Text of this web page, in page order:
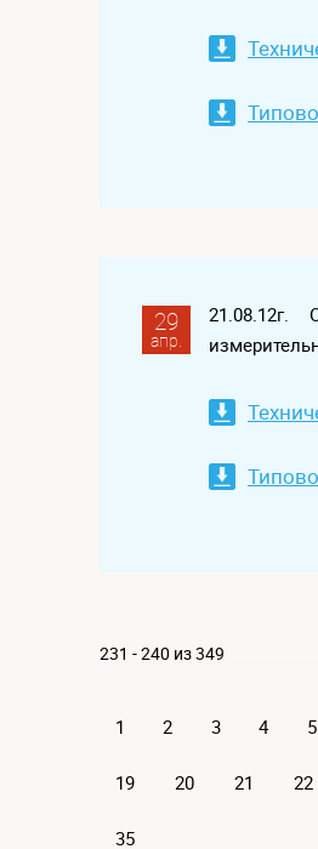
29
апр.
21.08.12г.
231 - 240 из 349
1 2 3 4 5
19 20 21 22
35